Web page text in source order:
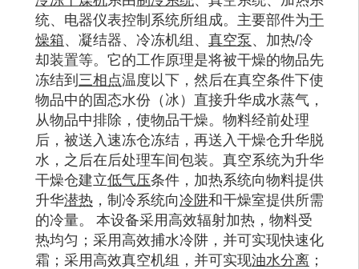
统、电器仪表控制系统所组成。主要部件为干
燥箱、凝结器、冷冻机组、 真空泵、加热/冷
却装置等。它的工作原理是将被干燥的物品先
冻结到 三相点温度以下，然后在真空条件下使
物品中的固态水份（冰）直接升华成水蒸气，
从物品中排除，使物品干燥。物料经前处理
后，被送入速冻仓冻结，再送入干燥仓升华脱
水，之后在后处理车间包装。真空系统为升华
干燥仓建立低气压条件，加热系统向物料提供
升华潜热 ，制冷系统向冷阱和干燥室提供所需
的冷量。
本设备采用高效辐射加热，物料受
热均匀；采用高效捕水冷阱，并可实现快速化
霜；采用高效真空机组，并可实现油水分离 ；